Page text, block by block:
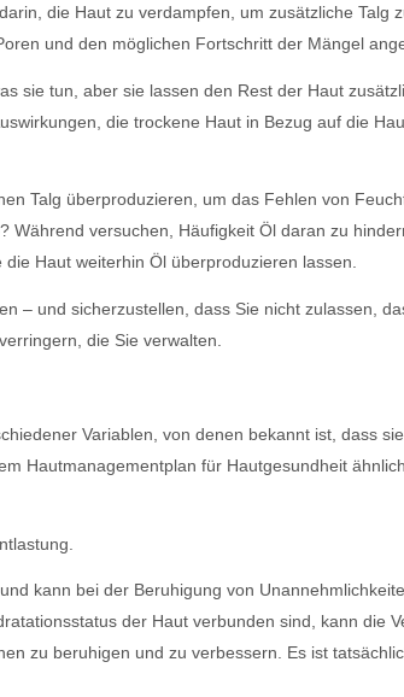
die Haut zu verdampfen, um zusätzliche Talg
und den möglichen Fortschritt der Mängel
sie tun, aber sie lassen den Rest der Haut
die trockene Haut in Bezug auf die
Talg überproduzieren, um das Fehlen von
versuchen, Häufigkeit Öl daran zu
Haut weiterhin Öl überproduzieren lassen.
– und sicherzustellen, dass Sie nicht zulassen,
die Sie verwalten.
Variablen, von denen bekannt ist, dass
Hautmanagementplan für Hautgesundheit
kann bei der Beruhigung von
der Haut verbunden sind, kann die
zu beruhigen und zu verbessern. Es ist